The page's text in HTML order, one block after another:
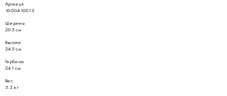
Артикул
1000410013
Ширина
205 см
Высота
245 см
Глубина
241 см
Вес
5.5 кг